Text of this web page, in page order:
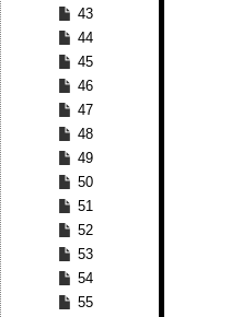
43
44
45
46
47
48
49
50
51
52
53
54
55